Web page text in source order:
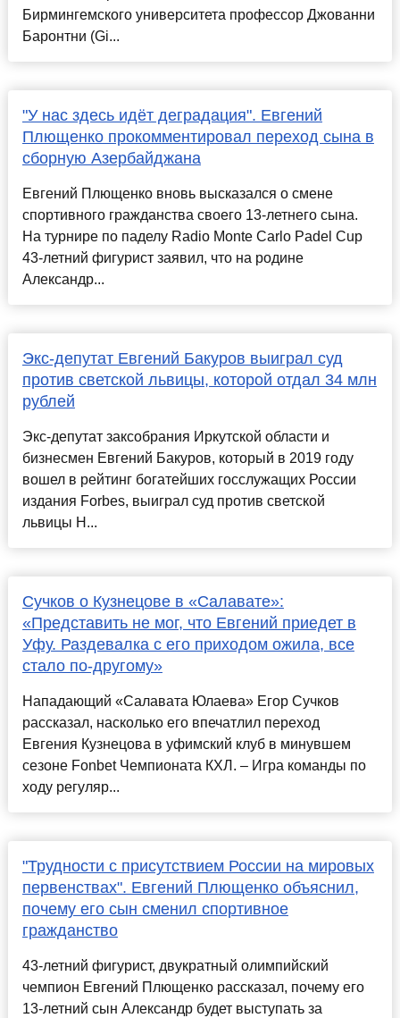
Бирмингемского университета профессор Джованни
Баронтни (Gi...
"У нас здесь идёт деградация". Евгений
Плющенко прокомментировал переход сына в
сборную Азербайджана
Евгений Плющенко вновь высказался о смене
спортивного гражданства своего 13-летнего сына.
На турнире по паделу Radio Monte Carlo Padel Cup
43-летний фигурист заявил, что на родине
Александр...
Экс-депутат Евгений Бакуров выиграл суд
против светской львицы, которой отдал 34 млн
рублей
Экс-депутат заксобрания Иркутской области и
бизнесмен Евгений Бакуров, который в 2019 году
вошел в рейтинг богатейших госслужащих России
издания Forbes, выиграл суд против светской
львицы Н...
Сучков о Кузнецове в «Салавате»:
«Представить не мог, что Евгений приедет в
Уфу. Раздевалка с его приходом ожила, все
стало по-другому»
Нападающий «Салавата Юлаева» Егор Сучков
рассказал, насколько его впечатлил переход
Евгения Кузнецова в уфимский клуб в минувшем
сезоне Fonbet Чемпионата КХЛ. – Игра команды по
ходу регуляр...
"Трудности с присутствием России на мировых
первенствах". Евгений Плющенко объяснил,
почему его сын сменил спортивное
гражданство
43-летний фигурист, двукратный олимпийский
чемпион Евгений Плющенко рассказал, почему его
13-летний сын Александр будет выступать за